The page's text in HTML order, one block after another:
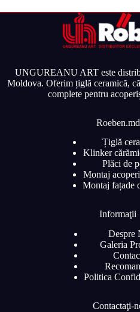
UNGUREANU ART este
Moldova. Oferim țiglă ceramică,
complete pentru
Roeben.md
Țiglă
Klinker
Plăci de
Montaj
Montaj fațade
Informaţii
Despre
Galeria
Politica
Contactaţi-